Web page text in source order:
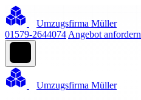
Umzugsfirma Müller
01579-2644074 Angebot anfordern
Umzugsfirma Müller